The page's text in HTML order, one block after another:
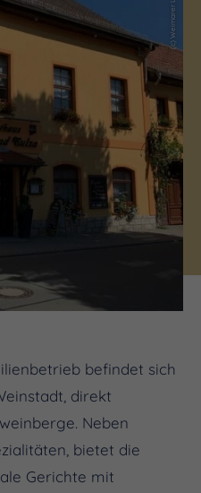
befindet sich
direkt
Neben
bietet die
Gerichte mit